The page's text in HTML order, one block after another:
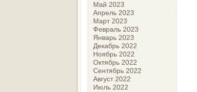
Май 2023
Апрель 2023
Март 2023
Февраль 2023
Январь 2023
Декабрь 2022
Ноябрь 2022
Октябрь 2022
Сентябрь 2022
Август 2022
Июль 2022